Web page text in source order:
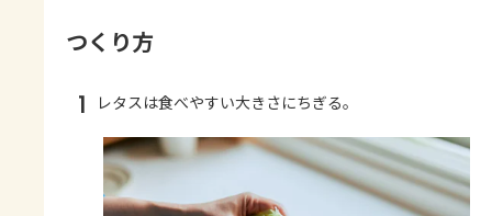
つくり方
1 レタスは食べやすい大きさにちぎる。